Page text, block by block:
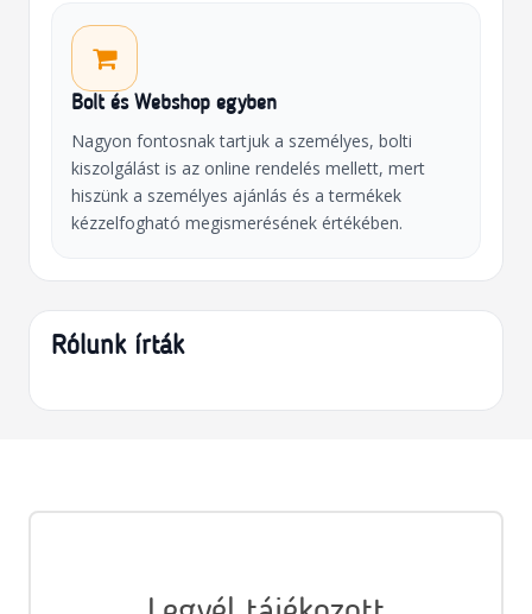
Bolt és Webshop egyben
Nagyon fontosnak tartjuk a személyes, bolti
kiszolgálást is az online rendelés mellett, mert
hiszünk a személyes ajánlás és a termékek
kézzelfogható megismerésének értékében.
Rólunk írták